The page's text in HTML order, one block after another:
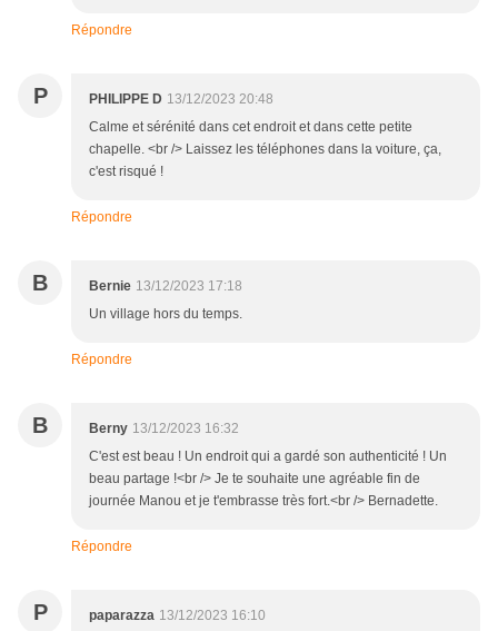
Répondre
P PHILIPPE D 13/12/2023 20:48
Calme et sérénité dans cet endroit et dans cette petite
chapelle. <br /> Laissez les téléphones dans la voiture, ça,
c'est risqué !
Répondre
B Bernie 13/12/2023 17:18
Un village hors du temps.
Répondre
B Berny 13/12/2023 16:32
C'est est beau ! Un endroit qui a gardé son authenticité ! Un
beau partage !<br /> Je te souhaite une agréable fin de
journée Manou et je t'embrasse très fort.<br /> Bernadette.
Répondre
P paparazza 13/12/2023 16:10